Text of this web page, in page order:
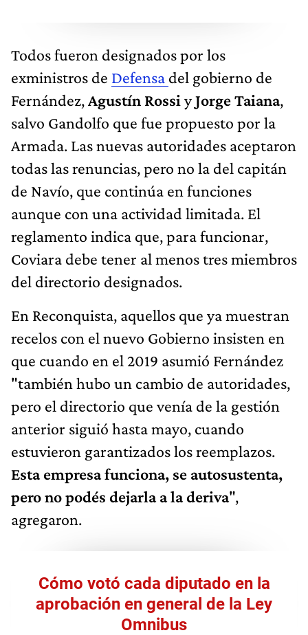
Todos fueron designados por los
exministros de Defensa del gobierno de
Fernández,Agustín Rossi yJorge Taiana,
salvo Gandolfo que fue propuesto por la
Armada. Las nuevas autoridades aceptaron
todas las renuncias, pero no la del capitán
de Navío, que continúa en funciones
aunque con una actividad limitada. El
reglamento indica que, para funcionar,
Coviara debe tener al menos tres miembros
del directorio designados.
En Reconquista, aquellos que ya muestran
recelos con el nuevo Gobierno insisten en
que cuando en el 2019 asumió Fernández
"también hubo un cambio de autoridades,
pero el directorio que venía de la gestión
anterior siguió hasta mayo, cuando
estuvieron garantizados los reemplazos.
Esta empresa funciona, se autosustenta,
pero no podés dejarla a la deriva",
agregaron.
Cómo votó cada diputado en la
aprobación en general de la Ley
Omnibus